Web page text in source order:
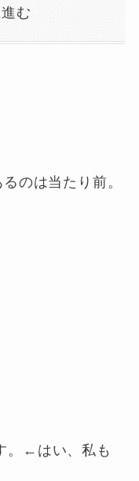
む
のは当たり前。
。←はい、私も